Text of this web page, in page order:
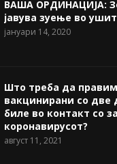
ВАША ОРДИНАЦИЈА:
јавува зуење во
јануари 14, 2020
Што треба да
вакцинирани со две
биле во контакт со
коронавирусот?
август 11, 2021